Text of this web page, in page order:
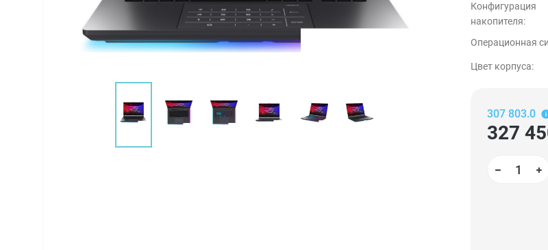
Конфигурация
накопителя:
Операционная
Цвет корпуса:
307 803.0
327